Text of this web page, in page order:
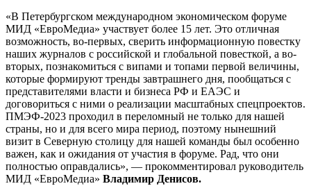
«В Петербургском международном экономическом форуме
МИД «ЕвроМедиа» участвует более 15 лет. Это отличная
возможность, во-первых, сверить информационную повестку
наших журналов с российской и глобальной повесткой, а во-
вторых, познакомиться с випами и топами первой величины,
которые формируют тренды завтрашнего дня, пообщаться с
представителями власти и бизнеса РФ и ЕАЭС и
договориться с ними о реализации масштабных спецпроектов.
ПМЭФ-2023 проходил в переломный не только для нашей
страны, но и для всего мира период, поэтому нынешний
визит в Северную столицу для нашей команды был особенно
важен, как и ожидания от участия в форуме. Рад, что они
полностью оправдались», — прокомментировал руководитель
МИД «ЕвроМедиа» Владимир Денисов.